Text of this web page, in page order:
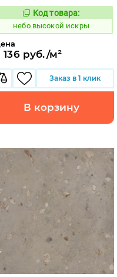
1111409
Код товара:
небо высокой искры
136 руб./м²
Заказ в 1 клик
В корзину